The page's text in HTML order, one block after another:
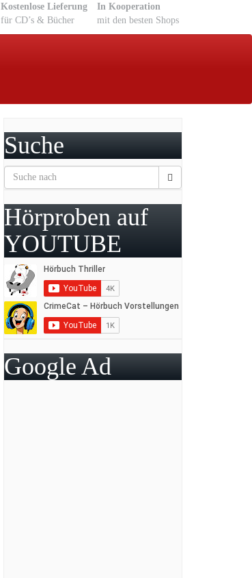
Kostenlose Lieferung
für CD’s & Bücher
In Kooperation
mit den besten Shops
Suche
Hörproben auf
YOUTUBE
Google Ad